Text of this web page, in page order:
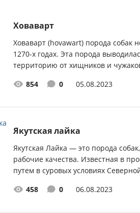
Ховаварт
Ховаварт (hovawart) порода собак
1270-х годах. Эта порода
территорию от хищников и
854 0 05.08.2023
Якутская лайка
Якутская Лайка — это порода
рабочие качества. Известная в
путем в суровых условиях
458 0 06.08.2023